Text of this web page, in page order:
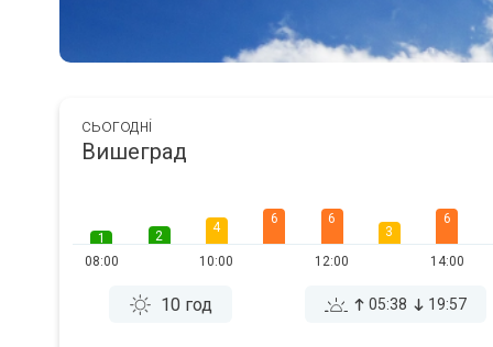
сьогодні
Вишеград
1
08:00
2
4
10:00
6 6
12:00
3
6
14:00
10 год 05:38 19:57